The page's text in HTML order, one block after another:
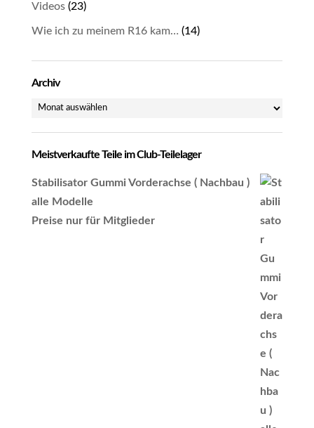
Videos(23)
Wie ich zu meinem R16 kam… (14)
Archiv
Archiv
Meistverkaufte Teile im Club-Teilelager
Stabilisator Gummi Vorderachse ( Nachbau )
alle Modelle
Preise nur für Mitglieder